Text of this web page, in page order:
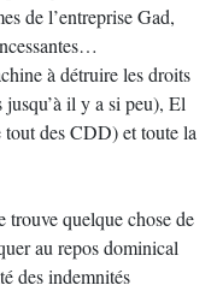
de l’entreprise Gad,
à détruire les droits
il y a si peu), El
des CDD) et toute la
trouve quelque chose de
au repos dominical
des indemnités